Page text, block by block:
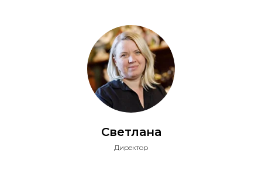
Светлана
Директор